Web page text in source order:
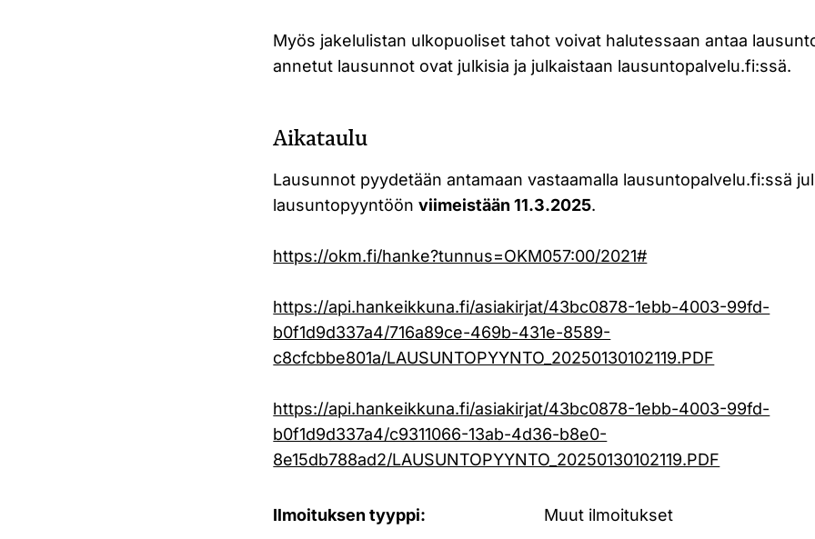
Myös jakelulistan ulkopuoliset tahot voivat halutessaan antaa
annetut lausunnot ovat julkisia ja julkaistaan lausuntopalvelu.fi:ssä.
Aikataulu
Lausunnot pyydetään antamaan vastaamalla lausuntopalvelu.fi:ssä
lausuntopyyntöönviimeistään 11.3.2025.
https://okm.fi/hanke?tunnus=OKM057:00/2021#
https://api.hankeikkuna.fi/asiakirjat/43bc0878-1ebb-4003-99fd-
b0f1d9d337a4/716a89ce-469b-431e-8589-
c8cfcbbe801a/LAUSUNTOPYYNTO_20250130102119.PDF
https://api.hankeikkuna.fi/asiakirjat/43bc0878-1ebb-4003-99fd-
b0f1d9d337a4/c9311066-13ab-4d36-b8e0-
8e15db788ad2/LAUSUNTOPYYNTO_20250130102119.PDF
Ilmoituksen tyyppi:
Muut ilmoitukset